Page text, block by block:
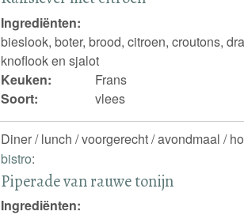
Ingrediënten:
bieslook, boter, brood, citroen, croutons,
knoflook en sjalot
Keuken:
Frans
Soort:
vlees
Diner / lunch / voorgerecht / avondmaal /
bistro:
Piperade van rauwe tonijn
Ingrediënten: